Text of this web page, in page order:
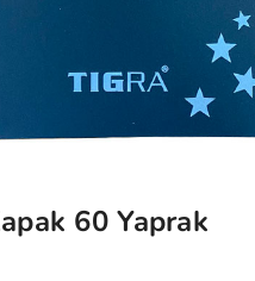
60 Yaprak